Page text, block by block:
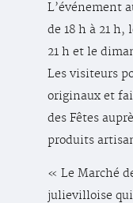
L’événement
de 18 h à 21 h,
21 h et le
Les visiteurs
originaux et
des Fêtes
produits
« Le Marché
julievilloise